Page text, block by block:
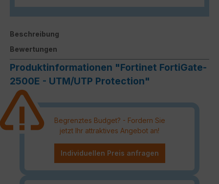
Beschreibung
Bewertungen
Produktinformationen "Fortinet FortiGate-
2500E - UTM/UTP Protection"
Begrenztes Budget? - Fordern Sie
jetzt Ihr attraktives Angebot an!
Individuellen Preis anfragen